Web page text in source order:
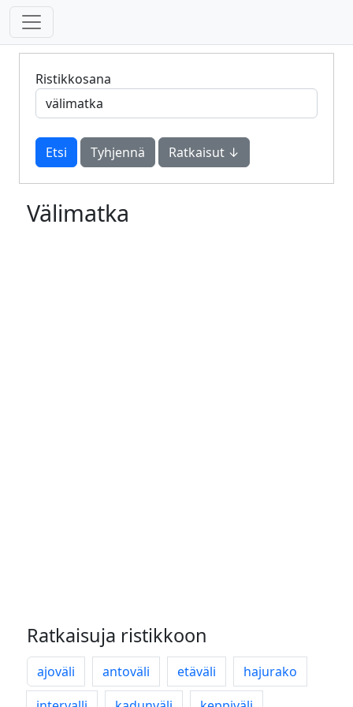
Ristikkosana
Tyhjennä Ratkaisut ↓
Välimatka
Ratkaisuja ristikkoon
ajoväli antoväli etäväli
hajurako